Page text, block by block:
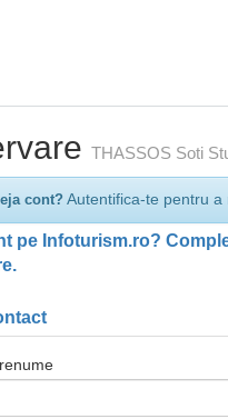
THASSOS Soti
cont? Autentifica-te pentru a
pe Infoturism.ro?